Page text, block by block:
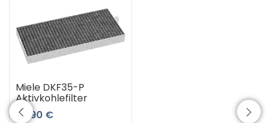
Miele DKF35-P
Aktivkohlefilter
75,90 €